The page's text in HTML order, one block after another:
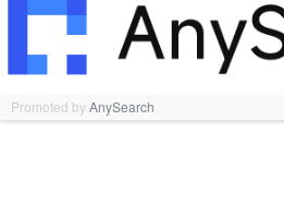
Promoted byAnySearch